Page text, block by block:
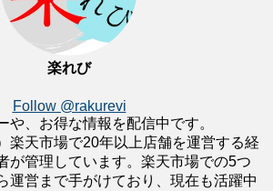
楽れび
Follow @rakurevi
や、お得な情報を配信中です。
楽天市場で20年以上店舗を運営する経
が管理しています。楽天市場での5つ
運営まで手がけており、現在も活躍中